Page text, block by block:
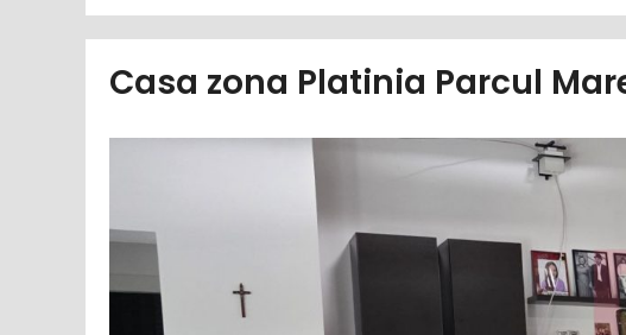
Casa zona Platinia Parcul